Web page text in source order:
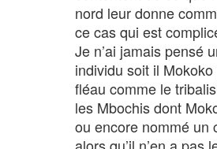
nord leur donne
ce cas qui est
Je n’ai jamais pensé
individu soit il
fléau comme le
les Mbochis dont
ou encore nommé un